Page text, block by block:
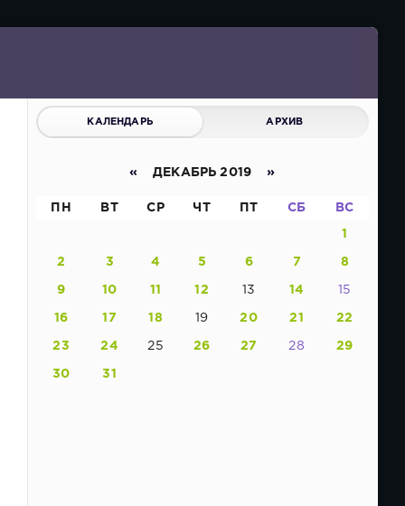
КАЛЕНДАРЬ АРХИВ
« ДЕКАБРЬ 2019 »
ПН ВТ СР ЧТ ПТ СБ ВС
1
2 3 4 5 6 7 8
9 10 11 12 13 14 15
16 17 18 19 20 21 22
23 24 25 26 27 28 29
30 31